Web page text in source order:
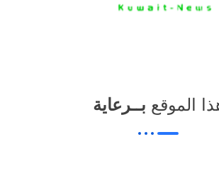
الموقع بــرعاية